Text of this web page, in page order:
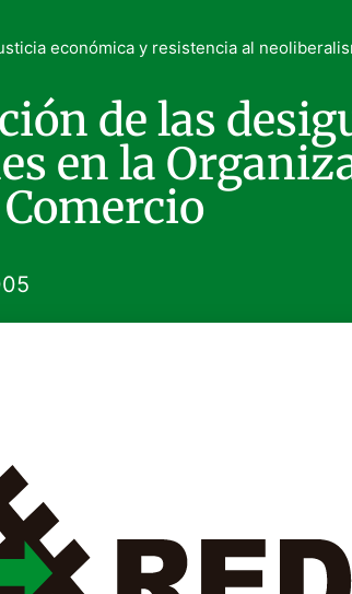
económica y resistencia al
de las
en la